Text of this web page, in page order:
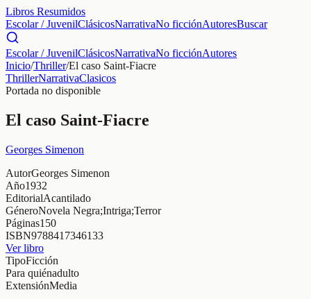
Libros Resumidos
Escolar / JuvenilClásicosNarrativaNo ficciónAutoresBuscar
Escolar / JuvenilClásicosNarrativaNo ficciónAutores
Inicio/Thriller/El caso Saint-Fiacre
ThrillerNarrativaClasicos
Portada no disponible
El caso Saint-Fiacre
Georges Simenon
AutorGeorges Simenon
Año1932
EditorialAcantilado
GéneroNovela Negra;Intriga;Terror
Páginas150
ISBN9788417346133
Ver libro
TipoFicción
Para quiénadulto
ExtensiónMedia